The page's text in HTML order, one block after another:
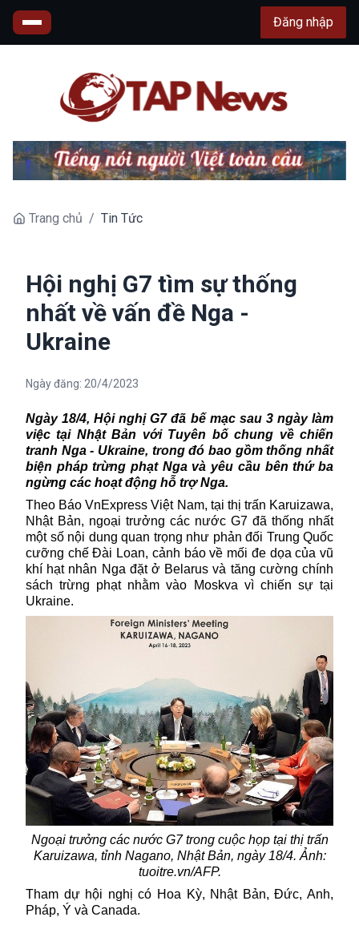
Đăng nhập
Trang chủ / Tin Tức
Hội nghị G7 tìm sự thống
nhất về vấn đề Nga -
Ukraine
Ngày đăng: 20/4/2023
Ngày 18/4,Hội nghị G7đã bế mạc sau 3 ngày làm
việc tại Nhật Bản với Tuyên bố chung về chiến
tranh Nga - Ukraine, trong đó bao gồm thống nhất
biện pháp trừng phạt Nga và yêu cầu bên thứ ba
ngừng các hoạt động hỗ trợ Nga.
Theo Báo VnExpress Việt Nam, tại thị trấn Karuizawa,
Nhật Bản, ngoại trưởng các nước G7 đã thống nhất
một số nội dung quan trọng như phản đối Trung Quốc
cưỡng chế Đài Loan, cảnh báo về mối đe dọa của vũ
khí hạt nhân Nga đặt ở Belarus và tăng cường chính
sách trừng phạt nhằm vào Moskva vì chiến sự tại
Ukraine.
Ngoại trưởng các nước G7 trong cuộc họp tại thị trấn
Karuizawa, tỉnh Nagano, Nhật Bản, ngày 18/4. Ảnh:
tuoitre.vn/AFP.
Tham dự hội nghị có Hoa Kỳ, Nhật Bản, Đức, Anh,
Pháp, Ý và Canada.